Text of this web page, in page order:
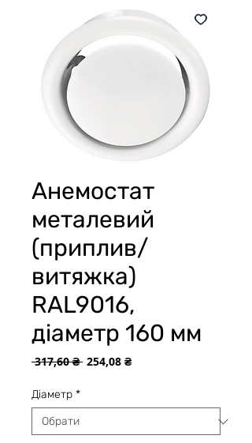
Анемостат
металевий
(приплив/
витяжка)
RAL9016,
діаметр 160 мм
317,60 ₴ Звичайна
254,08 ₴За
Діаметр *